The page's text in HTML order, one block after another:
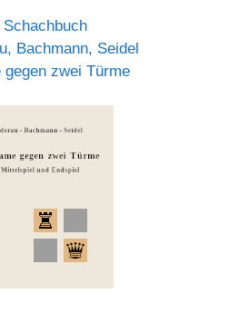
Schachbuch
Bachmann, Seidel
gegen zwei Türme